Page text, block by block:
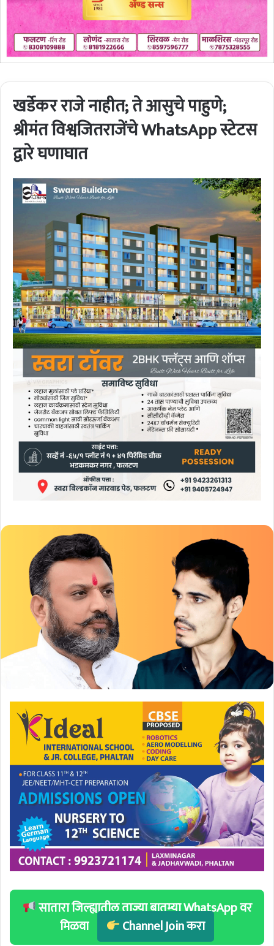
खर्डेकर राजे नाहीत; ते आसुचे पाहुणे;
श्रीमंत विश्वजितराजेंचे WhatsApp स्टेटस
द्वारे घणाघात
सातारा जिल्ह्यातील ताज्या बातम्या WhatsApp वर
मिळवा
Channel Join करा